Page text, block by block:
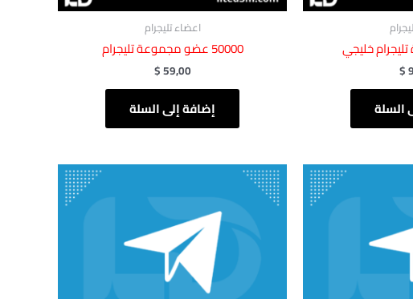
$
السلة
اعضاء تليجرام
50000 عضو مجموعة تليجرام
$59,00
إضافة إلى السلة